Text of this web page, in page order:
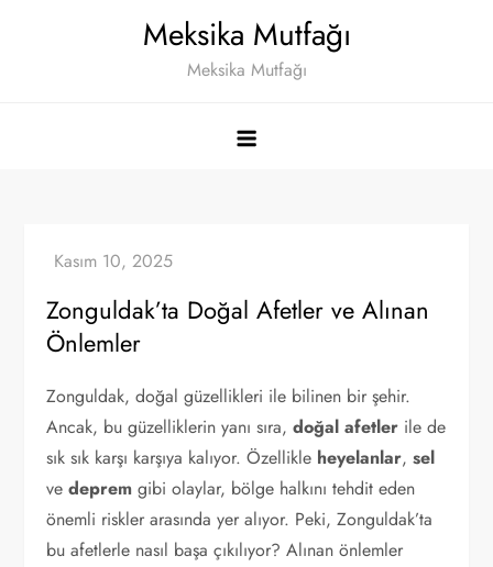
Meksika Mutfağı
Meksika Mutfağı
Zonguldak’ta Doğal Afetler ve Alınan
Önlemler
Zonguldak, doğal güzellikleri ile bilinen bir şehir.
Ancak, bu güzelliklerin yanı sıra,doğal afetler ile de
sık sık karşı karşıya kalıyor. Özellikle heyelanlar,sel
vedeprem gibi olaylar, bölge halkını tehdit eden
önemli riskler arasında yer alıyor. Peki, Zonguldak’ta
bu afetlerle nasıl başa çıkılıyor? Alınan önlemler